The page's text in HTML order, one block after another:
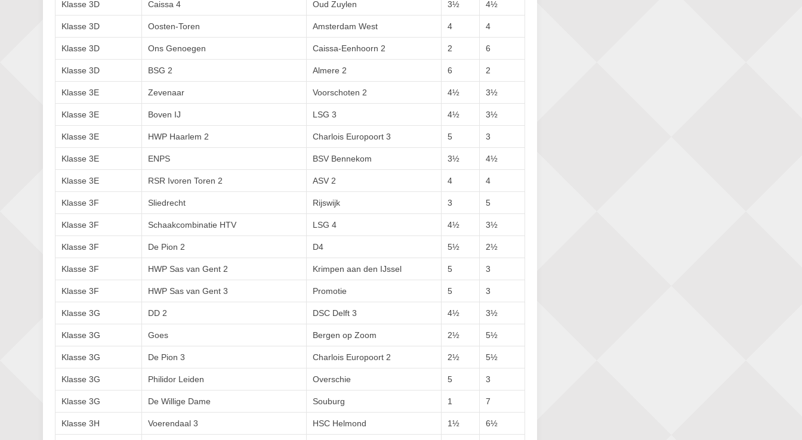
Klasse 3D Caissa 4 Oud Zuylen 3½ 4½
Klasse 3D Oosten-Toren Amsterdam West 4 4
Klasse 3D Ons Genoegen Caissa-Eenhoorn 2 2 6
Klasse 3D BSG 2 Almere 2 6 2
Klasse 3E Zevenaar Voorschoten 2 4½ 3½
Klasse 3E Boven IJ LSG 3 4½ 3½
Klasse 3E HWP Haarlem 2 Charlois Europoort 3 5 3
Klasse 3E ENPS BSV Bennekom 3½ 4½
Klasse 3E RSR Ivoren Toren 2 ASV 2 4 4
Klasse 3F Sliedrecht Rijswijk 3 5
Klasse 3F Schaakcombinatie HTV LSG 4 4½ 3½
Klasse 3F De Pion 2 D4 5½ 2½
Klasse 3F HWP Sas van Gent 2 Krimpen aan den IJssel 5 3
Klasse 3F HWP Sas van Gent 3 Promotie 5 3
Klasse 3G DD 2 DSC Delft 3 4½ 3½
Klasse 3G Goes Bergen op Zoom 2½ 5½
Klasse 3G De Pion 3 Charlois Europoort 2 2½ 5½
Klasse 3G Philidor Leiden Overschie 5 3
Klasse 3G De Willige Dame Souburg 1 7
Klasse 3H Voerendaal 3 HSC Helmond 1½ 6½